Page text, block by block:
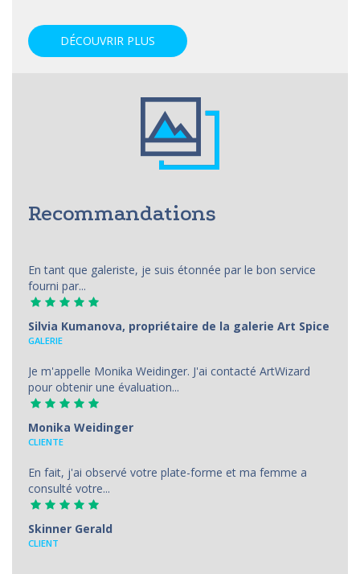
DÉCOUVRIR PLUS
Recommandations
En tant que galeriste, je suis étonnée par le bon service
fourni par...
Silvia Kumanova, propriétaire de la galerie Art Spice
GALERIE
Je m'appelle Monika Weidinger. J'ai contacté ArtWizard
pour obtenir une évaluation...
Monika Weidinger
CLIENTE
En fait, j'ai observé votre plate-forme et ma femme a
consulté votre...
Skinner Gerald
CLIENT